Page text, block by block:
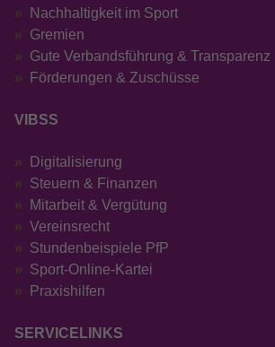
Nachhaltigkeit im Sport
Gremien
Gute Verbandsführung & Transparenz
Förderungen & Zuschüsse
VIBSS
Digitalisierung
Steuern & Finanzen
Mitarbeit & Vergütung
Vereinsrecht
Stundenbeispiele PfP
Sport-Online-Kartei
Praxishilfen
SERVICELINKS